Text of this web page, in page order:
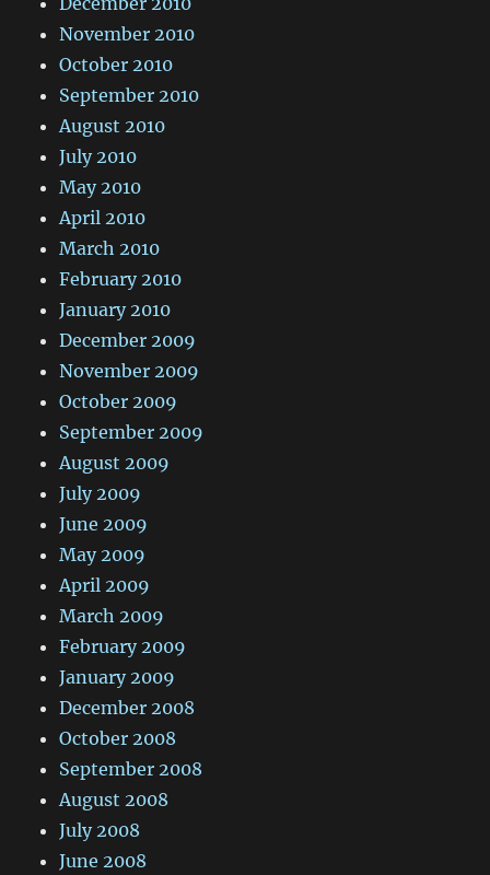
November 2010
October 2010
September 2010
August 2010
July 2010
May 2010
April 2010
March 2010
February 2010
January 2010
December 2009
November 2009
October 2009
September 2009
August 2009
July 2009
June 2009
May 2009
April 2009
March 2009
February 2009
January 2009
December 2008
October 2008
September 2008
August 2008
July 2008
June 2008